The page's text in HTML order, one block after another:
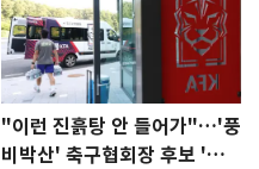
"이런 진흙탕 안 들어가"…'풍
비박산' 축구협회장 후보 '실